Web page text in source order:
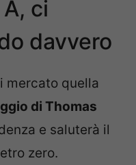
ci
davvero
mercato quella
di Thomas
e saluterà il
zero.